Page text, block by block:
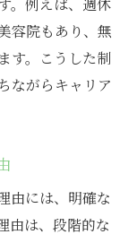
。例えば、週休
容院もあり、無
す。こうした制
ながらキャリア
由には、明確な
由は、段階的な